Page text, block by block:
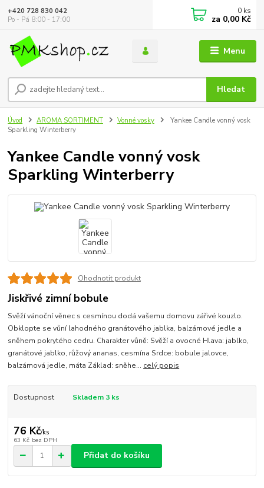
Menu
Hledat
+420 728 830 042
Po - Pá 8:00 - 17:00
0 ks
za 0,00 Kč
Úvod AROMA SORTIMENT Vonné vosky
Yankee Candle vonný vosk
Sparkling Winterberry
Yankee Candle vonný vosk
Sparkling Winterberry
Ohodnotit produkt
Jiskřivé zimní bobule
Svěží vánoční věnec s cesmínou dodá vašemu domovu zářivé kouzlo.
Obklopte se vůní lahodného granátového jablka, balzámové jedle a
sněhem pokrytého cedru. Charakter vůně: Svěží a ovocné Hlava: jablko,
granátové jablko, růžový ananas, cesmína Srdce: bobule jalovce,
balzámová jedle, máta Základ: sněhe... celý popis
Dostupnost Skladem 3 ks
76 Kč/ks
63 Kč bez DPH
Přidat do košíku